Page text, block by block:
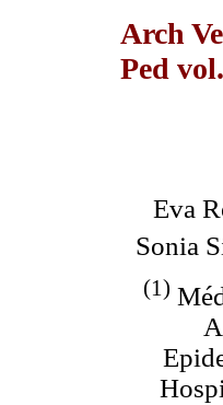
Arch
Ped
Eva
Sonia
(1)